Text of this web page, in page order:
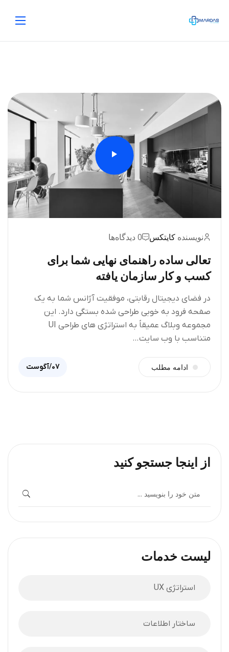
نویسنده کایتکس 0 دیدگاه‌ها
تعالی ساده راهنمای نهایی شما برای
کسب و کار سازمان یافته
در فضای دیجیتال رقابتی، موفقیت آژانس شما به یک
صفحه فرود به خوبی طراحی شده بستگی دارد. این
مجموعه وبلاگ عمیقاً به استراتژی های طراحی UI
متناسب با وب سایت…
ادامه مطلب 07/آگوست
از اینجا جستجو کنید
لیست خدمات
استراتژی UX
ساختار اطلاعات